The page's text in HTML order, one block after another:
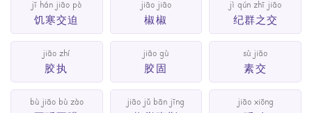
jī hán jiāo pò
饥寒交迫
jiāo jiāo
椒椒
jì qún zhī jiāo
纪群之交
jiāo zhí
胶执
jiāo gù
胶固
sù jiāo
素交
bù jiāo bù zào jiāo jǔ bān jīng jiāo xiōng